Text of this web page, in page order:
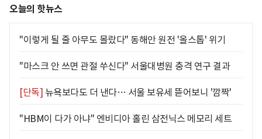
오늘의 핫뉴스
"이렇게 될 줄 아무도 몰랐다" 동해안 원전 '올스톱' 위기
"마스크 안 쓰면 관절 쑤신다" 서울대병원 충격 연구 결과
[단독] 뉴욕보다도 더 낸다… 서울 보유세 뜯어보니 '깜짝'
"HBM이 다가 아냐" 엔비디아 홀린 삼전닉스 메모리 세트